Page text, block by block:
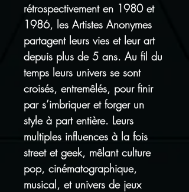
rétrospectivement en 1980 et
1986, les Artistes Anonymes
partagent leurs vies et leur art
depuis plus de 5 ans. Au fil du
temps leurs univers se sont
croisés, entremêlés, pour finir
par s’imbriquer et forger un
style à part entière. Leurs
multiples influences à la fois
street et geek, mêlant culture
pop, cinématographique,
musical, et univers de jeux